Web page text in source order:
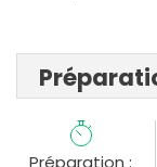
Préparation :